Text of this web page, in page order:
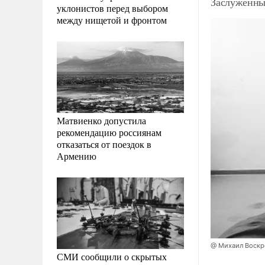
уклонистов перед выбором
между нищетой и фронтом
Матвиенко допустила
рекомендацию россиянам
отказаться от поездок в
Армению
СМИ сообщили о скрытых
@ Михаил